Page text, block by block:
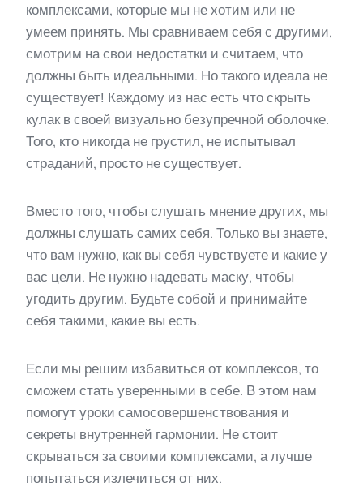
комплексами, которые мы не хотим или не
умеем принять. Мы сравниваем себя с другими,
смотрим на свои недостатки и считаем, что
должны быть идеальными. Но такого идеала не
существует! Каждому из нас есть что скрыть
кулак в своей визуально безупречной оболочке.
Того, кто никогда не грустил, не испытывал
страданий, просто не существует.
Вместо того, чтобы слушать мнение других, мы
должны слушать самих себя. Только вы знаете,
что вам нужно, как вы себя чувствуете и какие у
вас цели. Не нужно надевать маску, чтобы
угодить другим. Будьте собой и принимайте
себя такими, какие вы есть.
Если мы решим избавиться от комплексов, то
сможем стать уверенными в себе. В этом нам
помогут уроки самосовершенствования и
секреты внутренней гармонии. Не стоит
скрываться за своими комплексами, а лучше
попытаться излечиться от них.